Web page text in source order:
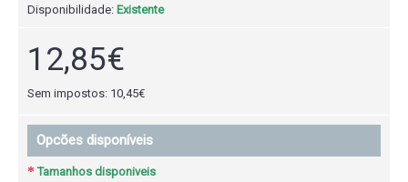
Disponibilidade: Existente
12,85€
Sem impostos: 10,45€
Opcões disponíveis
Tamanhos disponiveis